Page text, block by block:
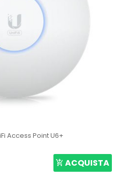
Access Point U6+
ACQUISTA